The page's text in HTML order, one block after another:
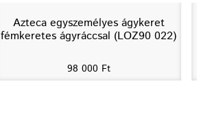
Azteca egyszemélyes ágykeret
fémkeretes ágyráccsal (LOZ90 022)
98 000 Ft